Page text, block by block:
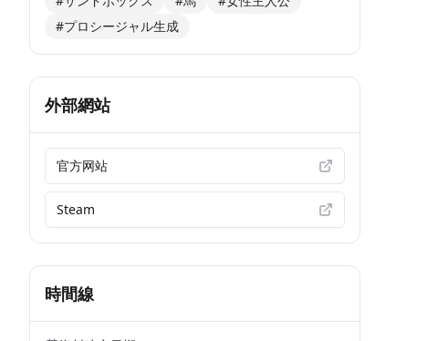
#プロシージャル生成
外部網站
官方网站
Steam
時間線